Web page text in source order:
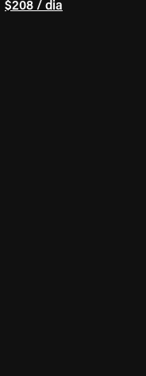
$208 / dia